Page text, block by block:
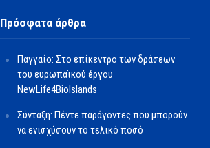
Πρόσφατα άρθρα
Παγγαίο: Στο επίκεντρο των δράσεων
του ευρωπαϊκού έργου
NewLife4BioIslands
Σύνταξη: Πέντε παράγοντες που μπορούν
να ενισχύσουν το τελικό ποσό